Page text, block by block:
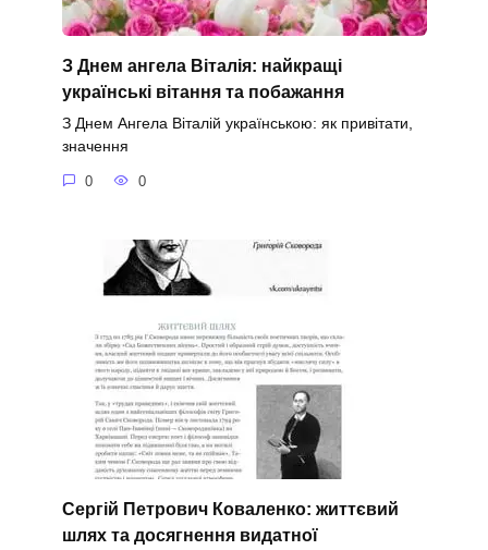
З Днем ангела Віталія: найкращі
українські вітання та побажання
З Днем Ангела Віталій українською: як привітати,
значення
0 0
Сергій Петрович Коваленко: життєвий
шлях та досягнення видатної